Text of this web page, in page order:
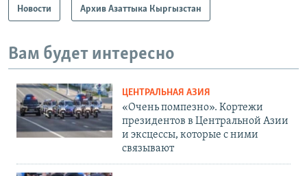
Новости Архив Азаттыка Кыргызстан
Вам будет интересно
ЦЕНТРАЛЬНАЯ АЗИЯ
«Очень помпезно». Кортежи
президентов в Центральной Азии
и эксцессы, которые с ними
связывают